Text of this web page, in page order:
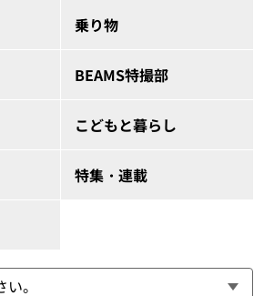
乗り物
BEAMS特撮部
こどもと暮らし
特集・連載